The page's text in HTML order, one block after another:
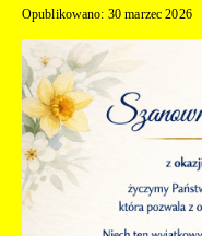
Opublikowano: 30 marzec 2026